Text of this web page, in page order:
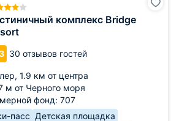
комплекс Bridge
30 отзывов гостей
1.9 км от центра
м от Черного моря
фонд: 707
пасс Детская площадка